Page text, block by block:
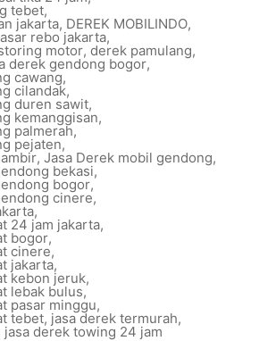
tebet,
jakarta, DEREK MOBILINDO,
rebo jakarta,
motor, derek pamulang,
derek gendong bogor,
cawang,
cilandak,
duren sawit,
kemanggisan,
palmerah,
pejaten,
, Jasa Derek mobil gendong,
bekasi,
bogor,
cinere,
,
24 jam jakarta,
bogor,
cinere,
jakarta,
kebon jeruk,
lebak bulus,
pasar minggu,
tebet, jasa derek termurah,
jasa derek towing 24 jam